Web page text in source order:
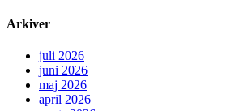
Arkiver
juli 2026
juni 2026
maj 2026
april 2026